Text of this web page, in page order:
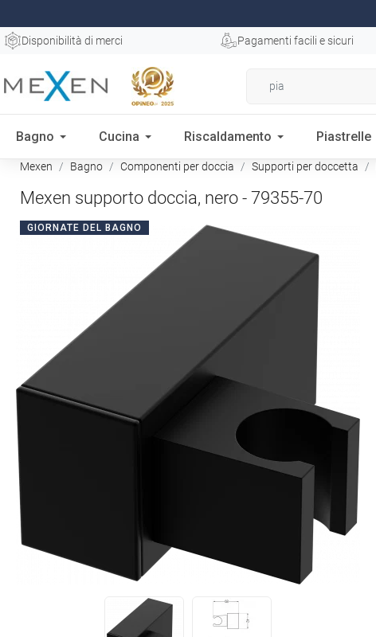
Disponibilità di merci Pagamenti facili e sicuri
Bagno Cucina Riscaldamento Piastrelle
Mexen Bagno Componenti per doccia Supporti per doccetta
Mexen supporto doccia, nero - 79355-70
GIORNATE DEL BAGNO